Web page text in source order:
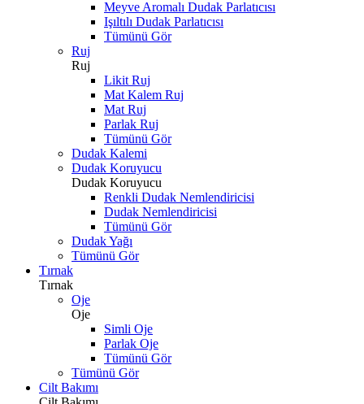
Meyve Aromalı Dudak Parlatıcısı
Işıltılı Dudak Parlatıcısı
Tümünü Gör
Ruj
Ruj
Likit Ruj
Mat Kalem Ruj
Mat Ruj
Parlak Ruj
Tümünü Gör
Dudak Kalemi
Dudak Koruyucu
Dudak Koruyucu
Renkli Dudak Nemlendiricisi
Dudak Nemlendiricisi
Tümünü Gör
Dudak Yağı
Tümünü Gör
Tırnak
Tırnak
Oje
Oje
Simli Oje
Parlak Oje
Tümünü Gör
Tümünü Gör
Cilt Bakımı